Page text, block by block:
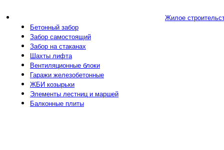
Жилое
Бетонный забор
Забор самостоящий
Забор на стаканах
Шахты лифта
Вентиляционные блоки
Гаражи железобетонные
ЖБИ козырьки
Элементы лестниц и маршей
Балконные плиты